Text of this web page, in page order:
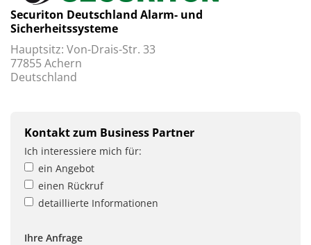
Securiton Deutschland Alarm- und
Sicherheitssysteme
Hauptsitz: Von-Drais-Str. 33
77855 Achern
Deutschland
Kontakt zum Business Partner
Ich interessiere mich für:
ein Angebot
einen Rückruf
detaillierte Informationen
Ihre Anfrage